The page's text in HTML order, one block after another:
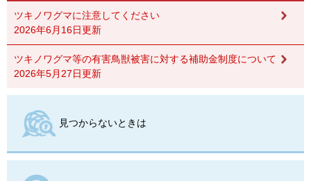
ツキノワグマに注意してください
2026年6月16日更新
ツキノワグマ等の有害鳥獣被害に対する補助金制度について
2026年5月27日更新
見つからないときは